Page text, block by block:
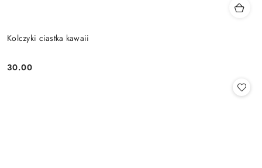
Kolczyki ciastka kawaii
Cena:
30.00